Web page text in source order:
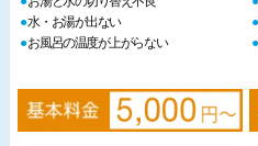
水・お湯が出ない
お風呂の温度が上がらない